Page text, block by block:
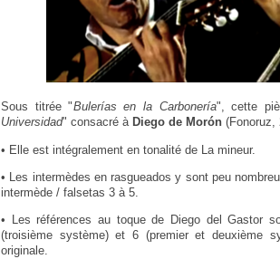
Sous titrée "Bulerías en la Carbonería", cette
Universidad" consacré à Diego de Morón (Fonoruz,
• Elle est intégralement en tonalité de La mineur.
• Les intermèdes en rasgueados y sont peu
intermède / falsetas 3 à 5.
• Les références au toque de Diego del Gastor
(troisième système) et 6 (premier et deuxième
originale.